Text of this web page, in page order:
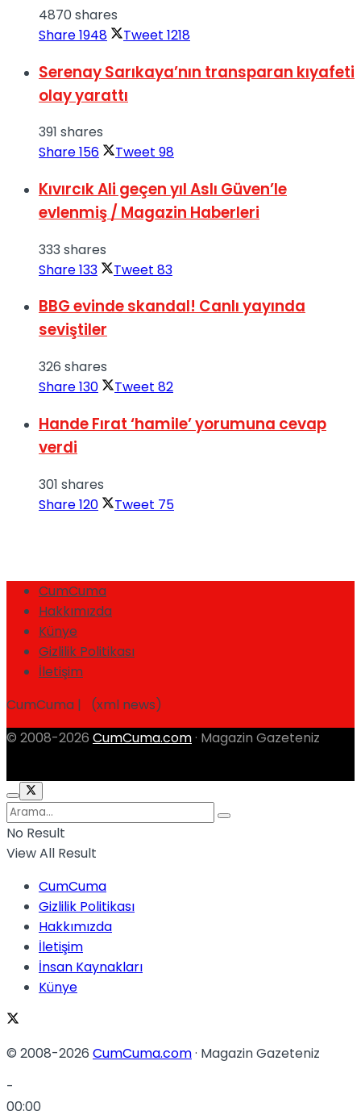
4870 shares
Share1948 Tweet 1218
Serenay Sarıkaya’nın transparan kıyafeti
olay yarattı
391 shares
Share156 Tweet 98
Kıvırcık Ali geçen yıl Aslı Güven’le
evlenmiş / Magazin Haberleri
333 shares
Share133 Tweet 83
BBG evinde skandal! Canlı yayında
seviştiler
326 shares
Share130 Tweet 82
Hande Fırat ‘hamile’ yorumuna cevap
verdi
301 shares
Share120 Tweet 75
CumCuma
Hakkımızda
Künye
Gizlilik Politikası
İletişim
CumCuma | (xml news)
© 2008-2026 CumCuma.com · Magazin Gazeteniz
No Result
View All Result
CumCuma
Gizlilik Politikası
Hakkımızda
İletişim
İnsan Kaynakları
Künye
© 2008-2026 CumCuma.com· Magazin Gazeteniz
-
00:00